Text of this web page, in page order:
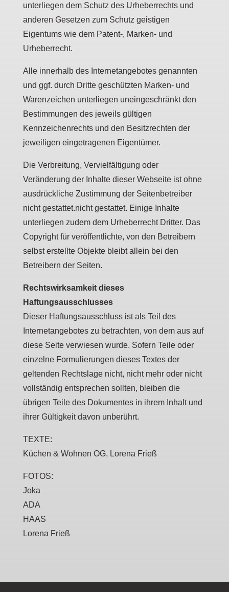
unterliegen dem Schutz des Urheberrechts und
anderen Gesetzen zum Schutz geistigen
Eigentums wie dem Patent-, Marken- und
Urheberrecht.
Alle innerhalb des Internetangebotes genannten
und ggf. durch Dritte geschützten Marken- und
Warenzeichen unterliegen uneingeschränkt den
Bestimmungen des jeweils gültigen
Kennzeichenrechts und den Besitzrechten der
jeweiligen eingetragenen Eigentümer.
Die Verbreitung, Vervielfältigung oder
Veränderung der Inhalte dieser Webseite ist ohne
ausdrückliche Zustimmung der Seitenbetreiber
nicht gestattet.nicht gestattet. Einige Inhalte
unterliegen zudem dem Urheberrecht Dritter. Das
Copyright für veröffentlichte, von den Betreibern
selbst erstellte Objekte bleibt allein bei den
Betreibern der Seiten.
Rechtswirksamkeit dieses
Haftungsausschlusses
Dieser Haftungsausschluss ist als Teil des
Internetangebotes zu betrachten, von dem aus auf
diese Seite verwiesen wurde. Sofern Teile oder
einzelne Formulierungen dieses Textes der
geltenden Rechtslage nicht, nicht mehr oder nicht
vollständig entsprechen sollten, bleiben die
übrigen Teile des Dokumentes in ihrem Inhalt und
ihrer Gültigkeit davon unberührt.
TEXTE:
Küchen & Wohnen OG, Lorena Frieß
FOTOS:
Joka
ADA
HAAS
Lorena Frieß